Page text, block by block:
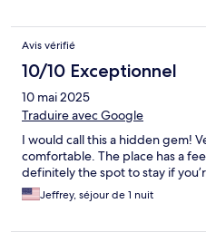
Avis vérifié
10/10 Exceptionnel
10 mai 2025
Traduire avec Google
I would call this a hidden gem!
comfortable. The place has a
definitely the spot to stay if
Jeffrey, séjour de 1 nuit